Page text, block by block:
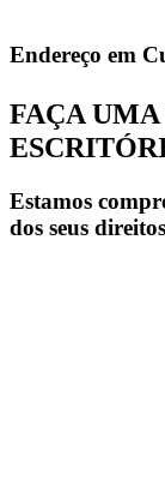
Endereço em
FAÇA
Estamos
dos seus